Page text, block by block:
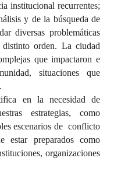
institucional recurrentes;
y de la búsqueda de
diversas problemáticas
distinto orden. La ciudad
que impactaron e
situaciones que
en la necesidad de
estrategias, como
escenarios de conflicto
estar preparados como
organizaciones